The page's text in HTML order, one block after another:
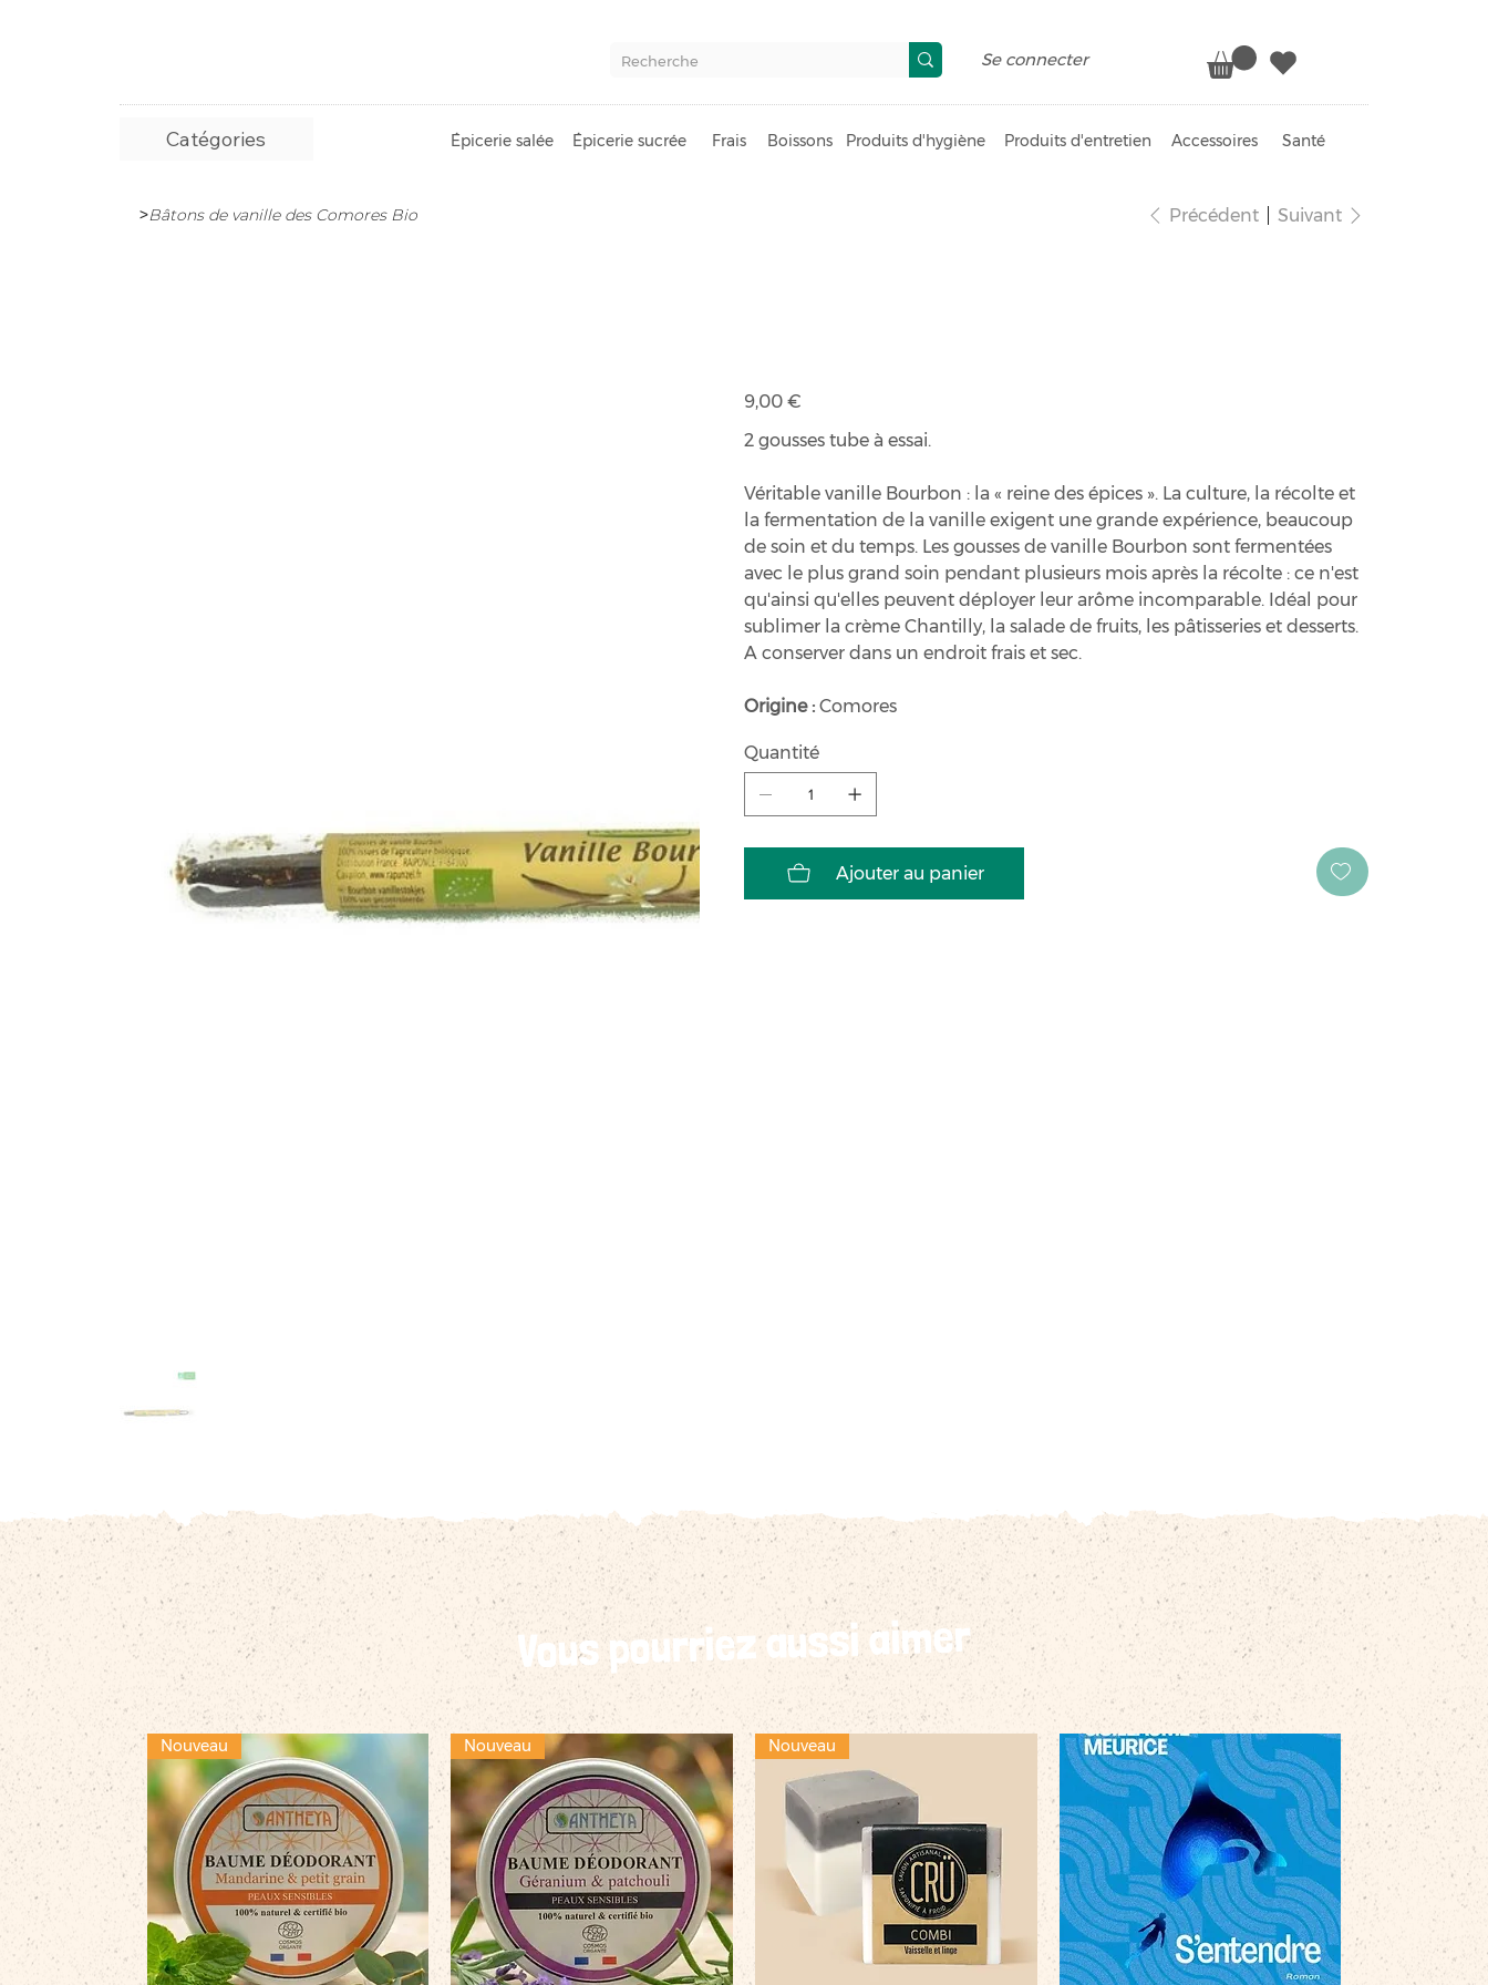
Catégories Épicerie salée Épicerie sucrée Frais Boissons Produits d'hygiène Produits d'entretien Accessoires Santé
Se connecter
>Bâtons de vanille des Comores Bio Précédent Suivant
Prix
9,00 €
2 gousses tube à essai.
Véritable vanille Bourbon : la « reine des épices ». La culture, la récolte et
la fermentation de la vanille exigent une grande expérience, beaucoup
de soin et du temps. Les gousses de vanille Bourbon sont fermentées
avec le plus grand soin pendant plusieurs mois après la récolte : ce n'est
qu'ainsi qu'elles peuvent déployer leur arôme incomparable. Idéal pour
sublimer la crème Chantilly, la salade de fruits, les pâtisseries et desserts.
A conserver dans un endroit frais et sec.
Origine : Comores
Quantité
Ajouter au panier
Vous pourriez aussi aimer
Nouveau Nouveau Nouveau